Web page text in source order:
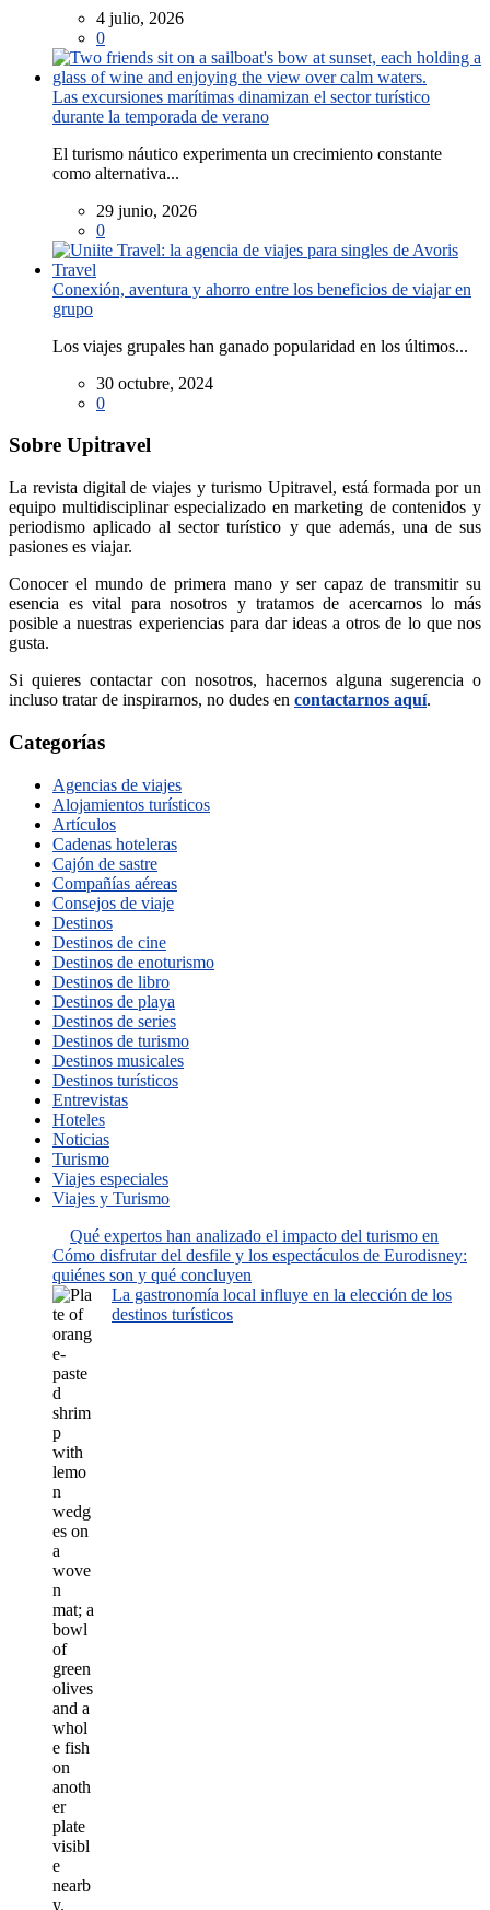
4 julio, 2026
0
Las excursiones marítimas dinamizan el sector turístico
durante la temporada de verano
El turismo náutico experimenta un crecimiento constante
como alternativa...
29 junio, 2026
0
Conexión, aventura y ahorro entre los beneficios de viajar en
grupo
Los viajes grupales han ganado popularidad en los últimos...
30 octubre, 2024
0
Sobre Upitravel
La revista digital de viajes y turismo Upitravel, está formada por un
equipo multidisciplinar especializado en marketing de contenidos y
periodismo aplicado al sector turístico y que además, una de sus
pasiones es viajar.
Conocer el mundo de primera mano y ser capaz de transmitir su
esencia es vital para nosotros y tratamos de acercarnos lo más
posible a nuestras experiencias para dar ideas a otros de lo que nos
gusta.
Si quieres contactar con nosotros, hacernos alguna sugerencia o
incluso tratar de inspirarnos, no dudes en contactarnos aquí.
Categorías
Agencias de viajes
Alojamientos turísticos
Artículos
Cadenas hoteleras
Cajón de sastre
Compañías aéreas
Consejos de viaje
Destinos
Destinos de cine
Destinos de enoturismo
Destinos de libro
Destinos de playa
Destinos de series
Destinos de turismo
Destinos musicales
Destinos turísticos
Entrevistas
Hoteles
Noticias
Turismo
Viajes especiales
Viajes y Turismo
Qué expertos han analizado el impacto del turismo en
Cómo disfrutar del desfile y los espectáculos de Eurodisney:
quiénes son y qué concluyen
La gastronomía local influye en la elección de los
destinos turísticos